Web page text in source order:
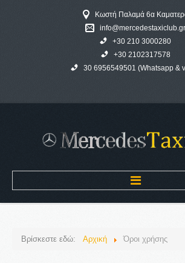
Κωστή Παλαμά 6α
info@mercedestaxiclub.gr
+30 210 3000280
+30 2102317578
30 6956549501 (Whatsapp &
Βρίσκεστε εδώ: Αρχική Όροι χρήσης